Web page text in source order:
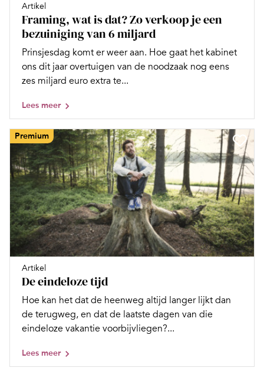
Artikel
Framing, wat is dat? Zo verkoop je een
bezuiniging van 6 miljard
Prinsjesdag komt er weer aan. Hoe gaat het kabinet
ons dit jaar overtuigen van de noodzaak nog eens
zes miljard euro extra te...
Lees meer
Premium
Artikel
De eindeloze tijd
Hoe kan het dat de heenweg altijd langer lijkt dan
de terugweg, en dat de laatste dagen van die
eindeloze vakantie voorbijvliegen?...
Lees meer